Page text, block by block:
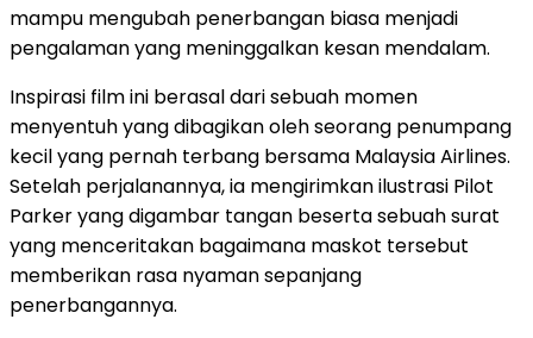
mampu mengubah penerbangan biasa menjadi
pengalaman yang meninggalkan kesan mendalam.
Inspirasi film ini berasal dari sebuah momen
menyentuh yang dibagikan oleh seorang penumpang
kecil yang pernah terbang bersama Malaysia Airlines.
Setelah perjalanannya, ia mengirimkan ilustrasi Pilot
Parker yang digambar tangan beserta sebuah surat
yang menceritakan bagaimana maskot tersebut
memberikan rasa nyaman sepanjang
penerbangannya.